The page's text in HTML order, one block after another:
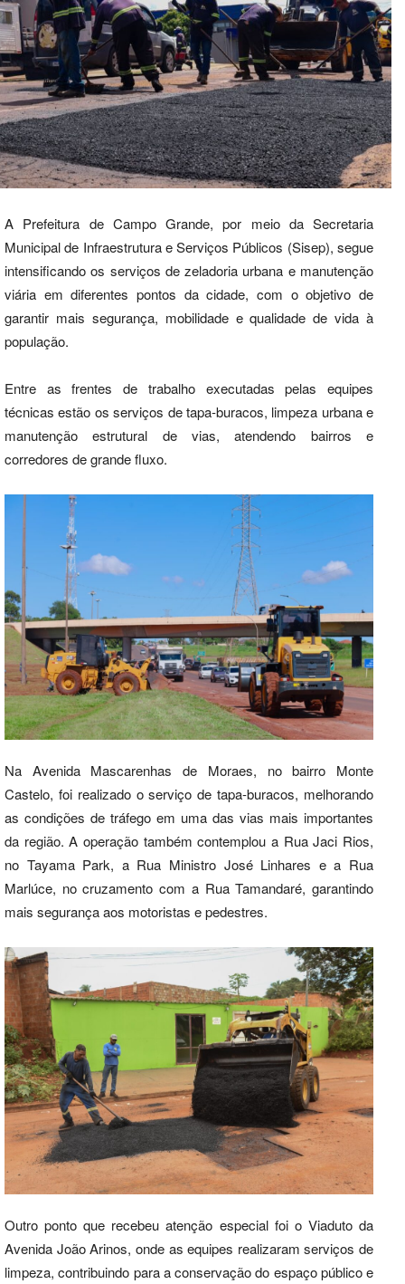
A Prefeitura de Campo Grande, por meio da Secretaria
Municipal de Infraestrutura e Serviços Públicos (Sisep), segue
intensificando os serviços de zeladoria urbana e manutenção
viária em diferentes pontos da cidade, com o objetivo de
garantir mais segurança, mobilidade e qualidade de vida à
população.
Entre as frentes de trabalho executadas pelas equipes
técnicas estão os serviços de tapa-buracos, limpeza urbana e
manutenção estrutural de vias, atendendo bairros e
corredores de grande fluxo.
Na Avenida Mascarenhas de Moraes, no bairro Monte
Castelo, foi realizado o serviço de tapa-buracos, melhorando
as condições de tráfego em uma das vias mais importantes
da região. A operação também contemplou a Rua Jaci Rios,
no Tayama Park, a Rua Ministro José Linhares e a Rua
Marlúce, no cruzamento com a Rua Tamandaré, garantindo
mais segurança aos motoristas e pedestres.
Outro ponto que recebeu atenção especial foi o Viaduto da
Avenida João Arinos, onde as equipes realizaram serviços de
limpeza, contribuindo para a conservação do espaço público e